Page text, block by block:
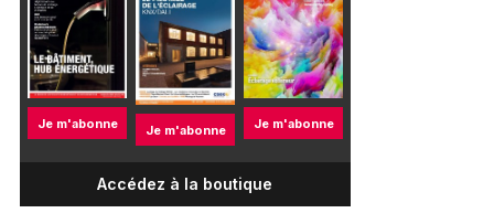
Je m'abonne Je m'abonne Je m'abonne
Accédez à la boutique